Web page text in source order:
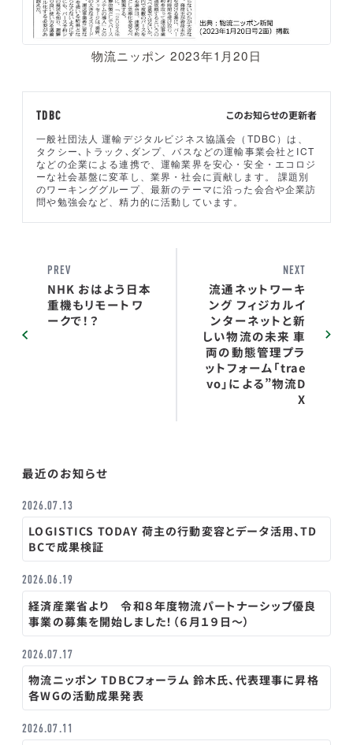
物流ニッポン 2023年1月20日
このお知らせの更新者
TDBC
一般社団法人 運輸デジタルビジネス協議会（TDBC）は、
タクシー､トラック､ダンプ、バスなどの運輸事業会社とICT
などの企業による連携で、運輸業界を安心・安全・エコロジ
ーな社会基盤に変革し、業界・社会に貢献します。 課題別
のワーキンググループ、最新のテーマに沿った会合や企業訪
問や勉強会など、精力的に活動しています。
PREV
NHK おはよう日本
重機もリモートワ
ークで！？
NEXT
流通ネットワーキ
ング フィジカルイ
ンターネットと新
しい物流の未来 車
両の動態管理プラ
ットフォーム「trae
vo」による”物流D
X
最近のお知らせ
2026.07.13
LOGISTICS TODAY 荷主の行動変容とデータ活用、TD
BCで成果検証
2026.06.19
経済産業省より 令和８年度物流パートナーシップ優良
事業の募集を開始しました！（６月１９日～）
2026.07.17
物流ニッポン TDBCフォーラム 鈴木氏、代表理事に昇格
各WGの活動成果発表
2026.07.11